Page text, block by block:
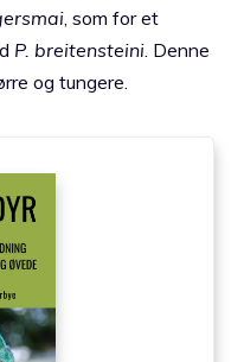
, som for et
P. breitensteini. Denne
og tungere.